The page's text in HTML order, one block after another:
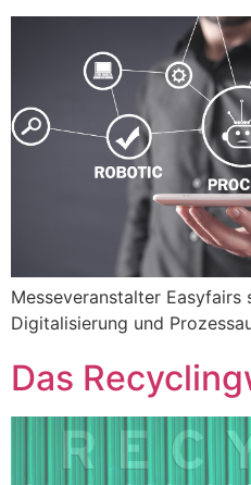
Messeveranstalter Easyfairs
Digitalisierung und
Das